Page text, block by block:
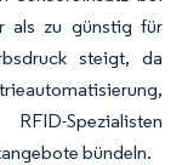
als zu günstig für
steigt, da
Spezialisten
bündeln.